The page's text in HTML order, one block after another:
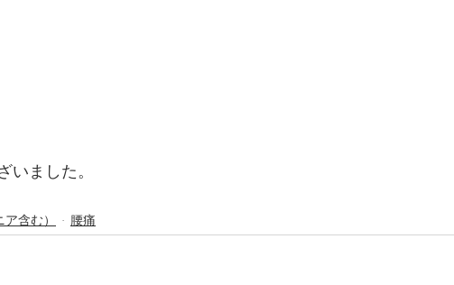
いました。
含む） 腰痛